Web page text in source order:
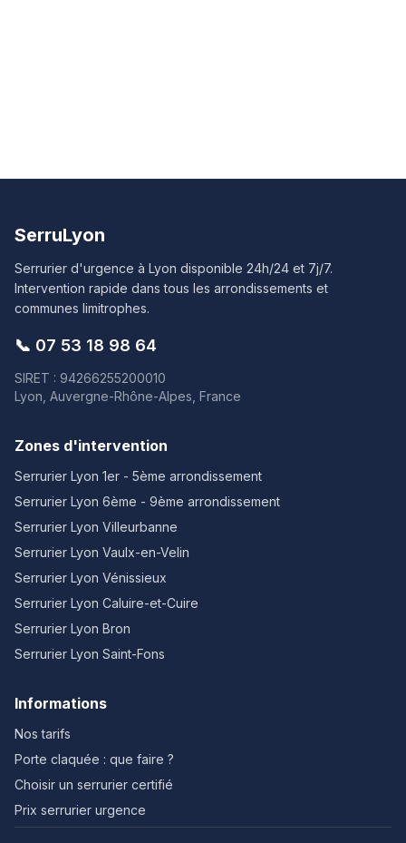
SerruLyon
Serrurier d'urgence à Lyon disponible 24h/24 et 7j/7.
Intervention rapide dans tous les arrondissements et
communes limitrophes.
📞 07 53 18 98 64
SIRET : 94266255200010
Lyon, Auvergne-Rhône-Alpes, France
Zones d'intervention
Serrurier Lyon 1er - 5ème arrondissement
Serrurier Lyon 6ème - 9ème arrondissement
Serrurier Lyon Villeurbanne
Serrurier Lyon Vaulx-en-Velin
Serrurier Lyon Vénissieux
Serrurier Lyon Caluire-et-Cuire
Serrurier Lyon Bron
Serrurier Lyon Saint-Fons
Informations
Nos tarifs
Porte claquée : que faire ?
Choisir un serrurier certifié
Prix serrurier urgence